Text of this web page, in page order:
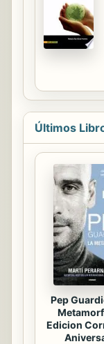
Últimos
Pep
Edicion